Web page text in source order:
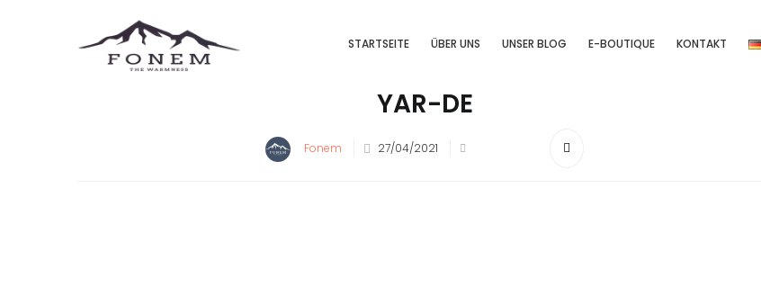
STARTSEITE ÜBER UNS UNSER BLOG E-BOUTIQUE KONTAKT
YAR-DE
Fonem 27/04/2021